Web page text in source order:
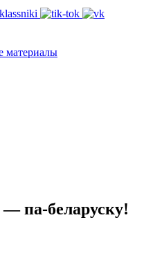
материалы
— па-беларуску!